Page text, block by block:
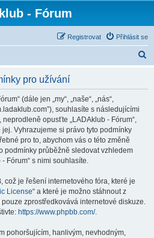
- Fórum
Přihlásit se
Registrovat
pro užívání
(dále jen „my“, „naše“, „nás“,
souhlasíte s následujícími
opusťte „LADAklub - Fórum“,
Vyhrazujeme si právo tyto podmínky
pro to, abychom vás o této změně
podmínky průběžně sledovat vzhledem
Fórum“ s nimi souhlasíte.
což je řešení internetového fóra, které je
License“ a které je možno stáhnout z
pouze zprostředkovává internetové diskuze.
https://www.phpbb.com/.
pohoršujícím, hanlivým, nevhodným,